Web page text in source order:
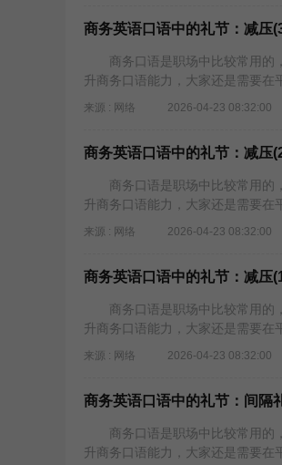
商务英语口语中的礼节：减压
商务口语是职场中比较常用的，
升商务口语能力，大家还是需要在
来源 : 网络 2026-04-23 08:32:00
商务英语口语中的礼节：减压
商务口语是职场中比较常用的，
升商务口语能力，大家还是需要在
来源 : 网络 2026-04-23 08:32:00
商务英语口语中的礼节：减压
商务口语是职场中比较常用的，
升商务口语能力，大家还是需要在
来源 : 网络 2026-04-23 08:32:00
商务英语口语中的礼节：间隔
商务口语是职场中比较常用的，
升商务口语能力，大家还是需要在